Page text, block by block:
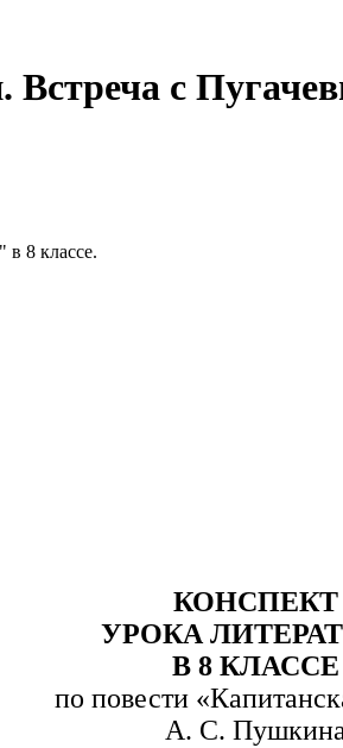
Встреча с
8 классе.
КОНСПЕКТ
УРОКА
В 8 КЛАССЕ
по повести
А. С.